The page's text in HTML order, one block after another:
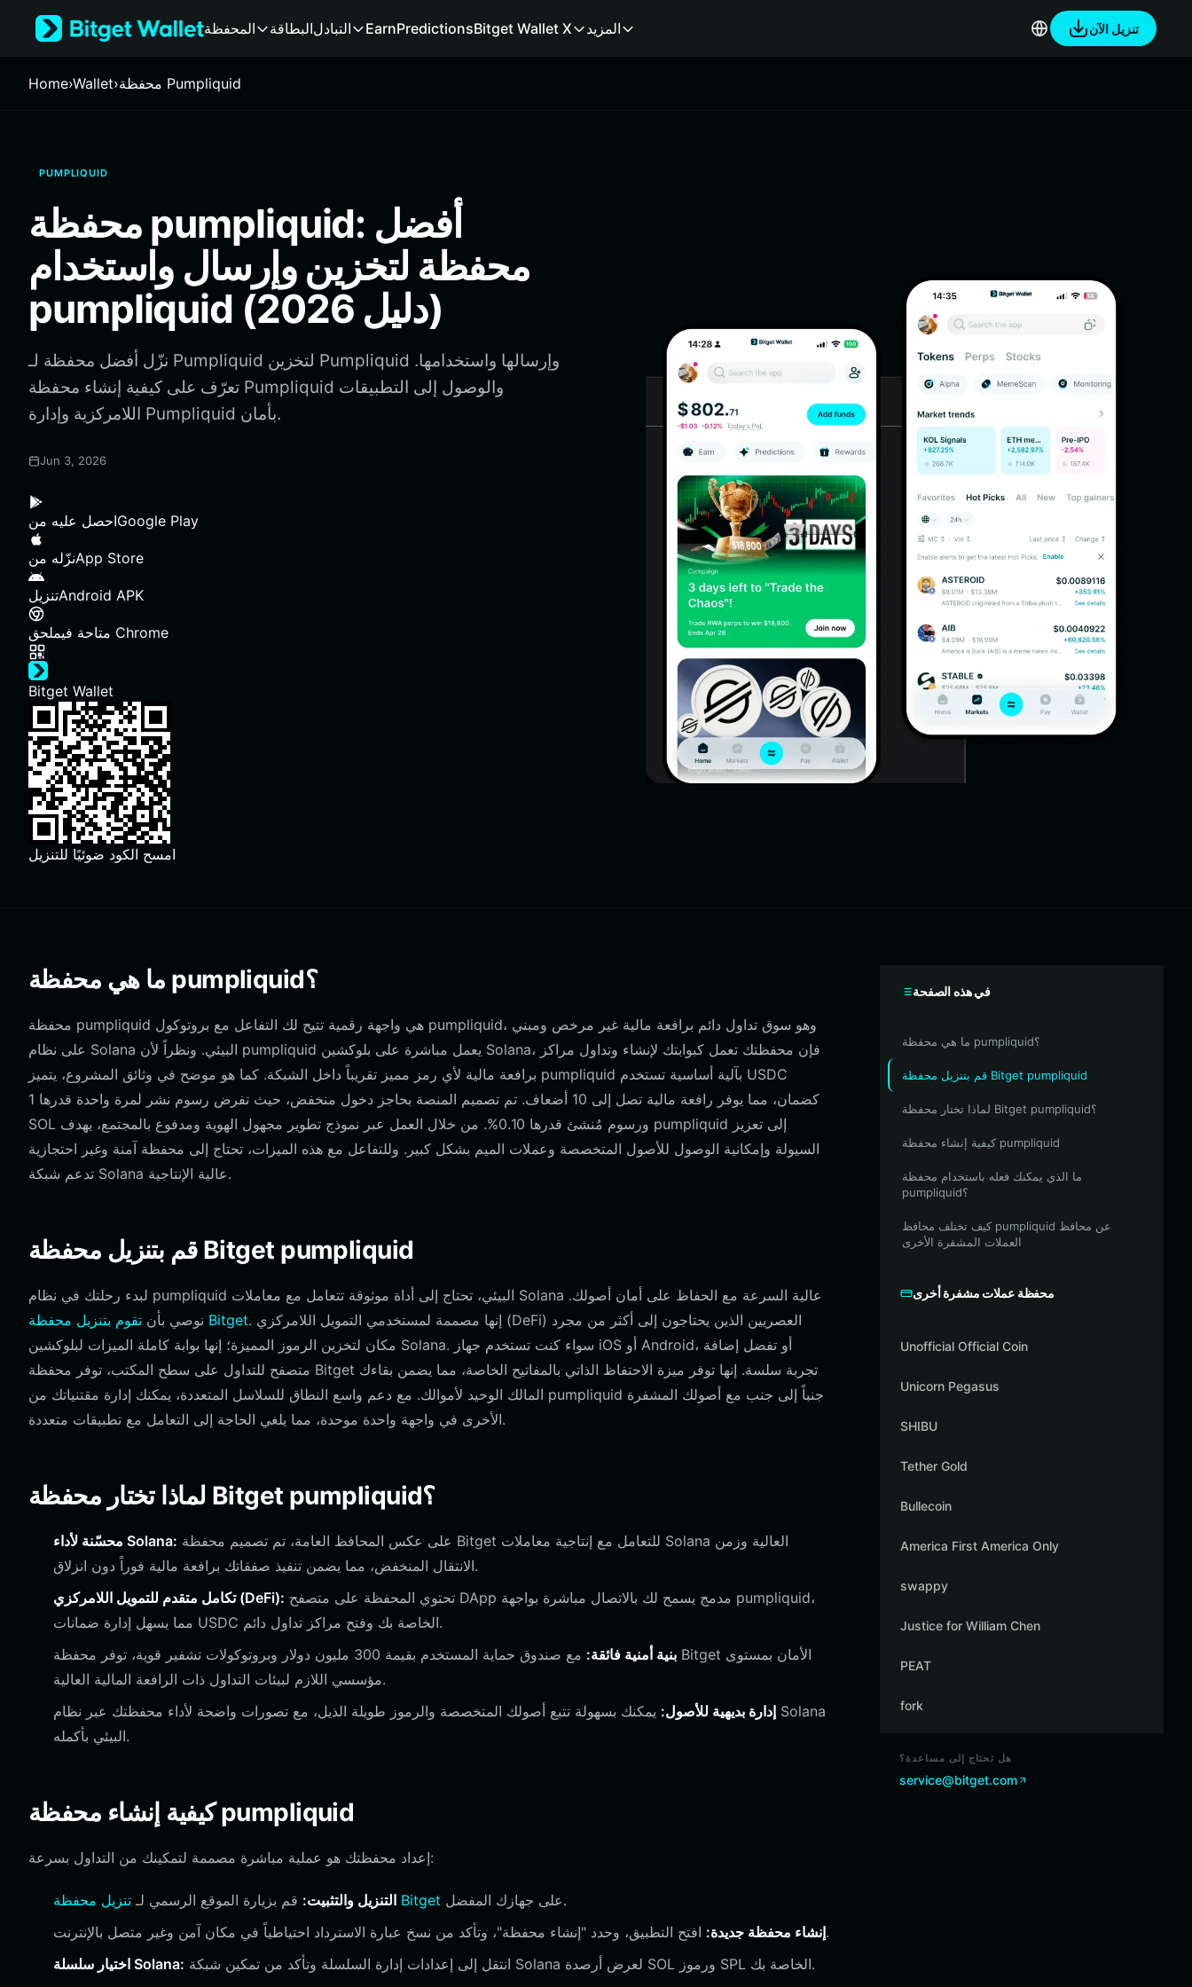
Русский
Español (Latinoamérica)
Deutsch
简体中文
繁體中文
Português (Portugal)
Bahasa Indonesia
ภาษาไทย
Español
Português (Brasil)
Español (Argentina)
المحفظة البطاقةالتبادل EarnPredictionsBitget Wallet X المزيد تنزيل الآن
Home›Wallet› محفظة Pumpliquid
PUMPLIQUID
محفظة pumpliquid: أفضل
محفظة لتخزين وإرسال واستخدام
pumpliquid (دليل 2026)
نزّل أفضل محفظة لـ Pumpliquid لتخزين Pumpliquid وإرسالها واستخدامها.
تعرّف على كيفية إنشاء محفظة Pumpliquid والوصول إلى التطبيقات
اللامركزية وإدارة Pumpliquid بأمان.
Jun 3, 2026
احصل عليه منGoogle Play
نزّله منApp Store
تنزيلAndroid APK
متاحة في ملحق Chrome
Bitget Wallet
امسح الكود ضوئيًا للتنزيل
ما هي محفظة pumpliquid؟
محفظة pumpliquid هي واجهة رقمية تتيح لك التفاعل مع بروتوكول pumpliquid، وهو سوق تداول دائم برافعة مالية غير مرخص ومبني
على نظام Solana البيئي. ونظراً لأن pumpliquid يعمل مباشرة على بلوكشين Solana، فإن محفظتك تعمل كبوابتك لإنشاء وتداول مراكز
برافعة مالية لأي رمز مميز تقريباً داخل الشبكة. كما هو موضح في وثائق المشروع، يتميز pumpliquid بآلية أساسية تستخدم USDC
كضمان، مما يوفر رافعة مالية تصل إلى 10 أضعاف. تم تصميم المنصة بحاجز دخول منخفض، حيث تفرض رسوم نشر لمرة واحدة قدرها 1
SOL ورسوم مُنشئ قدرها 0.10%. من خلال العمل عبر نموذج تطوير مجهول الهوية ومدفوع بالمجتمع، يهدف pumpliquid إلى تعزيز
السيولة وإمكانية الوصول للأصول المتخصصة وعملات الميم بشكل كبير. وللتفاعل مع هذه الميزات، تحتاج إلى محفظة آمنة وغير احتجازية
تدعم شبكة Solana عالية الإنتاجية.
قم بتنزيل محفظة Bitget pumpliquid
لبدء رحلتك في نظام pumpliquid البيئي، تحتاج إلى أداة موثوقة تتعامل مع معاملات Solana عالية السرعة مع الحفاظ على أمان أصولك.
نوصي بأن تقوم بتنزيل محفظة Bitget. إنها مصممة لمستخدمي التمويل اللامركزي (DeFi) العصريين الذين يحتاجون إلى أكثر من مجرد
مكان لتخزين الرموز المميزة؛ إنها بوابة كاملة الميزات لبلوكشين Solana. سواء كنت تستخدم جهاز iOS أو Android، أو تفضل إضافة
متصفح للتداول على سطح المكتب، توفر محفظة Bitget تجربة سلسة. إنها توفر ميزة الاحتفاظ الذاتي بالمفاتيح الخاصة، مما يضمن بقاءك
المالك الوحيد لأموالك. مع دعم واسع النطاق للسلاسل المتعددة، يمكنك إدارة مقتنياتك من pumpliquid جنباً إلى جنب مع أصولك المشفرة
الأخرى في واجهة واحدة موحدة، مما يلغي الحاجة إلى التعامل مع تطبيقات متعددة.
لماذا تختار محفظة Bitget pumpliquid؟
محسّنة لأداء Solana:
الانتقال المنخفض، مما يضمن تنفيذ صفقاتك برافعة مالية فوراً دون انزلاق.
تكامل متقدم للتمويل اللامركزي (DeFi):
مما يسهل إدارة ضمانات USDC الخاصة بك وفتح مراكز تداول دائم.
بنية أمنية فائقة:
مع صندوق حماية المستخدم بقيمة 300 مليون دولار وبروتوكولات تشفير قوية، توفر محفظة Bitget الأمان بمستوى
مؤسسي اللازم لبيئات التداول ذات الرافعة المالية العالية.
إدارة بديهية للأصول: يمكنك بسهولة تتبع أصولك المتخصصة والرموز طويلة الذيل، مع تصورات واضحة لأداء محفظتك عبر نظام Solana
البيئي بأكمله.
كيفية إنشاء محفظة pumpliquid
إعداد محفظتك هو عملية مباشرة مصممة لتمكينك من التداول بسرعة:
التنزيل والتثبيت: قم بزيارة الموقع الرسمي لـ تنزيل محفظة Bitget
على جهازك المفضل.
إنشاء محفظة جديدة:افتح التطبيق، وحدد "إنشاء محفظة"، وتأكد من نسخ عبارة الاسترداد احتياطياً في مكان آمن وغير متصل بالإنترنت.
اختيار سلسلة Solana:
انتقل إلى إعدادات إدارة السلسلة وتأكد من تمكين شبكة Solana لعرض أرصدة SOL ورموز SPL الخاصة بك.
في هذه الصفحة
ما هي محفظة pumpliquid؟
قم بتنزيل محفظة Bitget pumpliquid
لماذا تختار محفظة Bitget pumpliquid؟
كيفية إنشاء محفظة pumpliquid
ما الذي يمكنك فعله باستخدام محفظة
pumpliquid؟
كيف تختلف محافظ pumpliquid عن محافظ
العملات المشفرة الأخرى
محفظة عملات مشفرة أخرى
Unofficial Official Coin
Unicorn Pegasus
SHIBU
Tether Gold
Bullecoin
America First America Only
swappy
Justice for William Chen
PEAT
fork
هل تحتاج إلى مساعدة؟
service@bitget.com